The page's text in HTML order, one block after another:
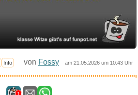
Info von Fossy am 21.05.2026 um 10:43 Uhr